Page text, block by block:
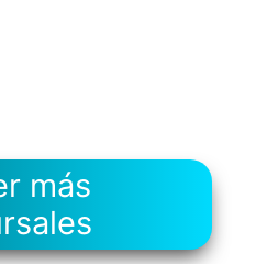
más